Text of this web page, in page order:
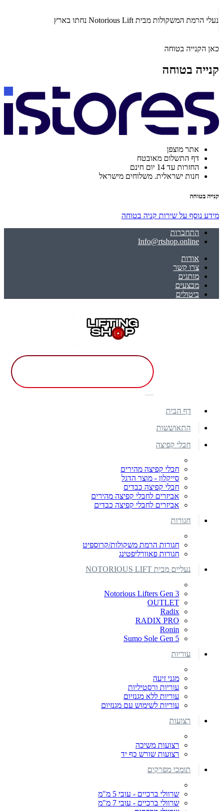
נעלי הרמת המשקולות מבית Notorious Lift נחתו בארץ
כאן הקנייה בטוחה
קנייה בטוחה
אתר מוצפן
דף התשלום מאובטח
החזרות עד 14 יום חינם
חנות ישראלית. משלוחים מישראל
קנייה בטוחה
מידע נוסף על שירות קניה בטוחה
התחברות
Info@rtshop.online
אודות
צרו קשר
מותגים
מבצעים
ביטולים
דף הבית
התאוששות
חבלי קפיצה
חבלי קפיצה מהירים
סייקלון - מוצר הדגל
חבלי קפיצה כבדים
אביזרים לחבלי קפיצה מהירים
אביזרים לחבלי קפיצה כבדים
חגורות
חגורות הרמת משקולות/קרוספיט
חגורות פאוורליפטינג
נעליים מבית NOTORIOUS LIFT
Notorious Lifters Gen 3
OUTLET
Radix
RADIX PRO
Ronin
Sumo Sole Gen 5
עוריות
מגני זיעה
עוריות ורסטיליות
עוריות ללא מגנזיום
עוריות לשימוש עם מגנזיום
רצועות
רצועות משיכה
רצועות שורש כף יד
תומכי מפרקים
שרוולי ברכיים - עובי 5 מ"מ
שרוולי ברכיים - עובי 7 מ"מ